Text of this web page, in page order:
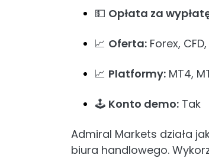
💵 Opłata za
📈 Oferta: Forex,
📈 Platformy: MT4,
🕹️ Konto demo: Tak
Admiral Markets działa
biura handlowego.